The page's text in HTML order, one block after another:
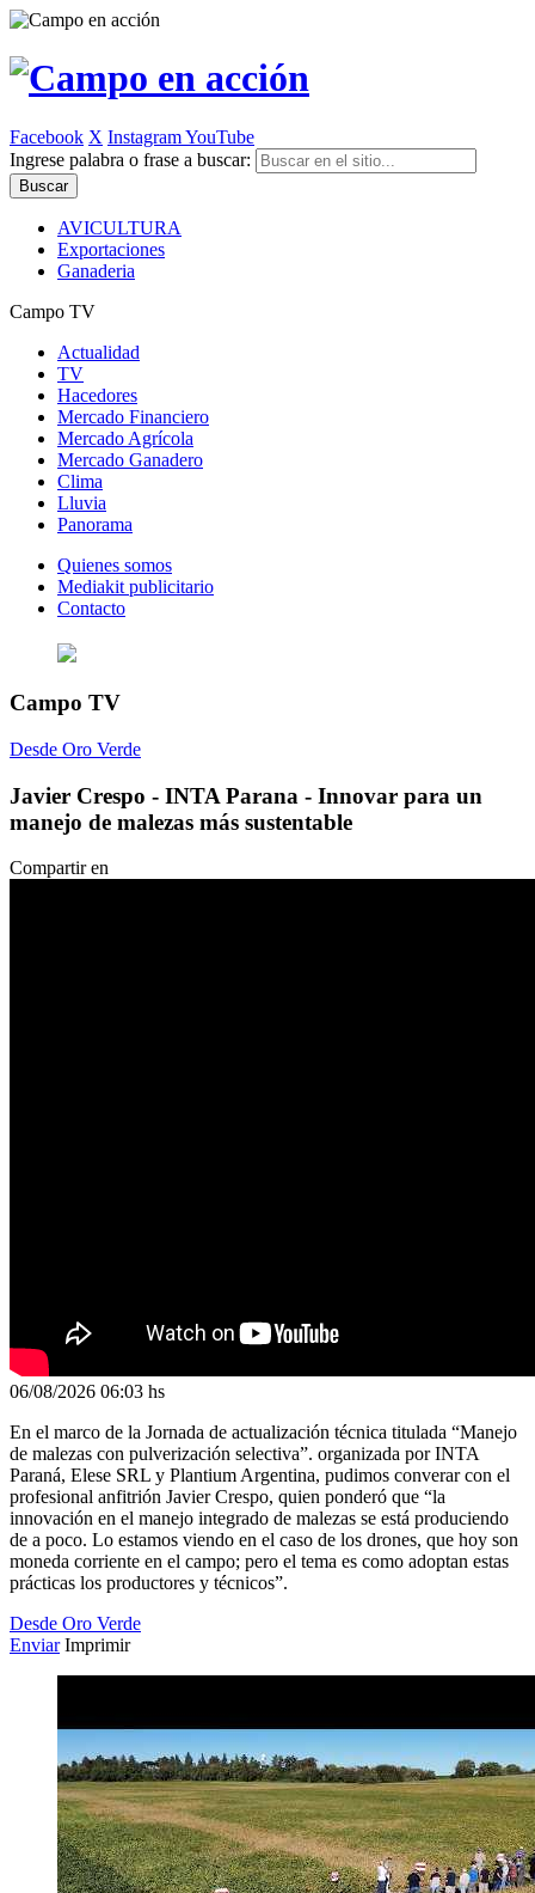
Facebook X InstagramYouTube
Ingrese palabra o frase a buscar:
AVICULTURA
Exportaciones
Ganaderia
Campo TV
Actualidad
TV
Hacedores
Mercado Financiero
Mercado Agrícola
Mercado Ganadero
Clima
Lluvia
Panorama
Quienes somos
Mediakit publicitario
Contacto
Campo TV
Desde Oro Verde
Javier Crespo - INTA Parana - Innovar para un
manejo de malezas más sustentable
Compartir en
06/08/2026 06:03 hs
En el marco de la Jornada de actualización técnica titulada “Manejo
de malezas con pulverización selectiva”. organizada por INTA
Paraná, Elese SRL y Plantium Argentina, pudimos converar con el
profesional anfitrión Javier Crespo, quien ponderó que “la
innovación en el manejo integrado de malezas se está produciendo
de a poco. Lo estamos viendo en el caso de los drones, que hoy son
moneda corriente en el campo; pero el tema es como adoptan estas
prácticas los productores y técnicos”.
Desde Oro Verde
Enviar Imprimir